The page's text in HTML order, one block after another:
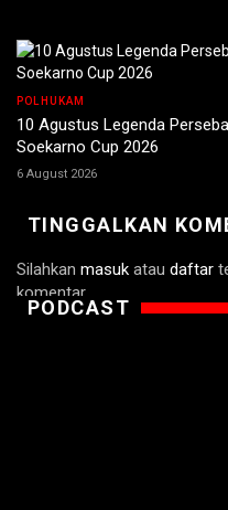
POLHUKAM
10 Agustus Legenda
Soekarno Cup 2026
6 August 2026
TINGGALKAN
Silahkan masuk atau daftar
komentar.
PODCAST